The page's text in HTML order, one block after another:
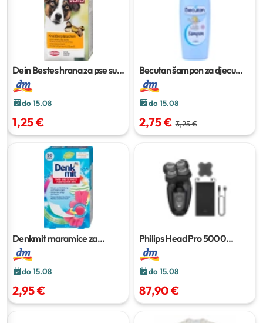
Dein Bestes hrana za pse suhi
kolačići
do 15.08
1,25 €
Becutan šampon za djecu
200 ml
do 15.08
2,75 € 3,25 €
Denkmit maramice za
upijanje boja
do 15.08
2,95 €
Philips Head Pro 5000
brijaći aparat
do 15.08
87,90 €